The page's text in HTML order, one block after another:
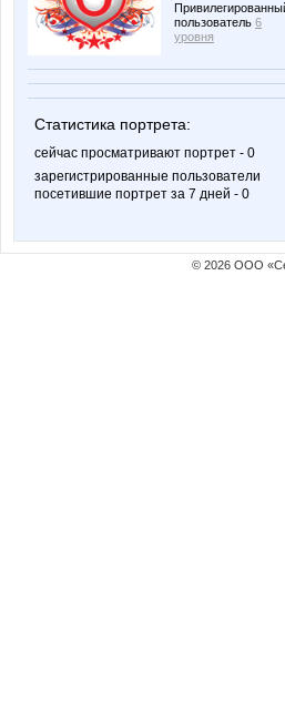
пользователь 6
уровня
Статистика портрета:
сейчас просматривают портрет - 0
зарегистрированные пользователи
посетившие портрет за 7 дней - 0
© 2026 ООО